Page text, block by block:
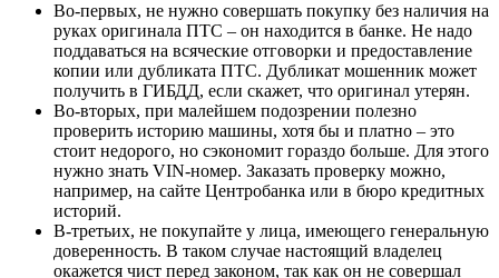
Во-первых, не нужно совершать покупку без наличия на
руках оригинала ПТС – он находится в банке. Не надо
поддаваться на всяческие отговорки и предоставление
копии или дубликата ПТС. Дубликат мошенник может
получить в ГИБДД, если скажет, что оригинал утерян.
Во-вторых, при малейшем подозрении полезно
проверить историю машины, хотя бы и платно – это
стоит недорого, но сэкономит гораздо больше. Для этого
нужно знать VIN-номер. Заказать проверку можно,
например, на сайте Центробанка или в бюро кредитных
историй.
В-третьих, не покупайте у лица, имеющего генеральную
доверенность. В таком случае настоящий владелец
окажется чист перед законом, так как он не совершал